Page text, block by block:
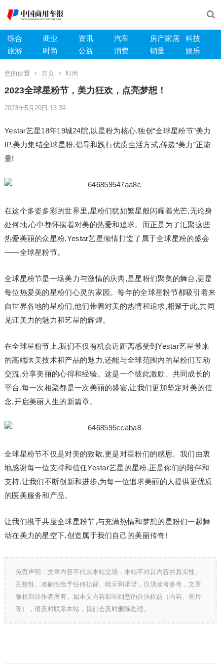
综合 商业 资讯 汽车 房产家居
科技
旅游
时尚 公益 消费 销量 娱乐
您的位置 首页 时尚
2023全球星粉节，美力狂欢，点亮梦想！
2023年5月20日 13:39
Yestar艺星18年19城24院,以星粉为核心,独创“全球星粉节”美力
IP,美力集结全球星粉,倡导和践行优质生活方式,传递“美力”正能
量!
在这个多姿多彩的世界里,星粉们犹如繁星般闪耀着光芒,无论身
处何地,心中都怀揣着对美的热爱和追求。而正是为了汇聚这些
热爱美丽的众星粉,Yestar艺星倾情打造了属于全球星粉的盛会
——全球星粉节。
全球星粉节是一场美力与激情的庆典,是星粉们聚集的舞台,更是
每位热爱美的星粉们心灵的家园。每年的全球星粉节都吸引着来
自世界各地的星粉们,他们带着对美的热情和追求,相聚于此,共同
见证美力的魅力和艺星的辉煌。
在全球星粉节上,我们不仅有机会近距离感受到Yestar艺星带来
的高端医美技术和产品的魅力,还能与全球范围内的星粉们互动
交流,分享美丽的心得和经验。这是一个彼此激励、共同成长的
平台,每一次相聚都是一次美丽的盛宴,让我们更加坚定对美的信
念,开启美丽人生的新篇章。
全球星粉节不仅是对美的致敬,更是对星粉们的感恩。我们由衷
地感谢每一位支持和信任Yestar艺星的星粉,正是你们的陪伴和
支持,让我们不断创新和进步,为每一位追求美丽的人提供更优质
的医美服务和产品。
让我们携手共度全球星粉节,与充满热情和梦想的星粉们一起舞
动在美力的星空下,创造属于我们自己的美丽传奇!
免责声明：文章内容不代表本站立场，本站不对其内容的真实性、
完整性、准确性给予任何担保、暗示和承诺，仅供读者参考，文章
版权归原作者所有。如本文内容影响到您的合法权益（内容、图片
等），请及时联系本站，我们会及时删除处理。